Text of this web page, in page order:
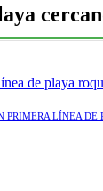
PRIMERA LÍNEA DE